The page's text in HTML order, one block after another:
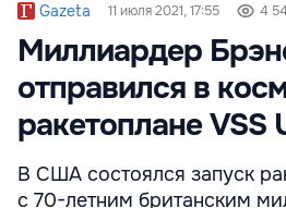
Gazeta 11 июля 2021, 17:55 4
Миллиардер
отправился в
ракетоплане VSS
В США состоялся запуск
с 70-летним британским